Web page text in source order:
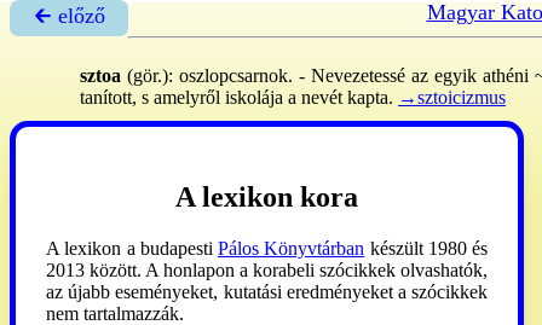
🡰 előző Magyar
sztoa (gör.): oszlopcsarnok. - Nevezetessé az egyik
tanított, s amelyről iskolája a nevét kapta. →sztoicizmus
A lexikon kora
A lexikon a budapesti Pálos Könyvtárban készült 1980 és
2013 között. A honlapon a korabeli szócikkek olvashatók,
az újabb eseményeket, kutatási eredményeket a szócikkek
nem tartalmazzák.